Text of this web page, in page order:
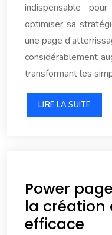
indispensable
optimiser sa
une page
considérablement
transformant les
LIRE LA SUITE
Power
la création
efficace